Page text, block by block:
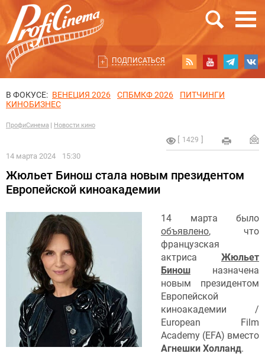
ПОДПИСАТЬСЯ
В ФОКУСЕ: ВЕНЕЦИЯ 2026 СПБМКФ 2026
ПИТЧИНГИ
КИНОБИЗНЕС
ПрофиСинема Новости кино
1429
14 марта 2024 15:30
Жюльет Бинош стала новым президентом
Европейской киноакадемии
14 марта было
объявлено, что
французская
актриса Жюльет
Бинош назначена
новым президентом
Европейской
киноакадемии /
European Film
Academy (EFA) вместо
Агнешки Холланд.